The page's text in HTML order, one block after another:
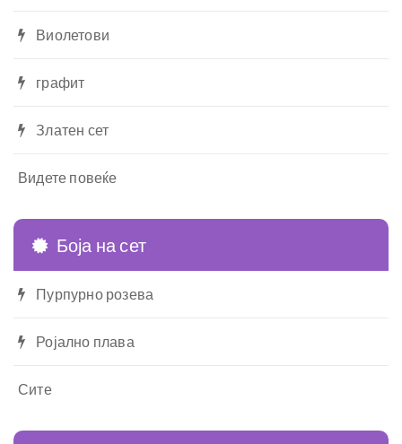
Виолетови
графит
Златен сет
Видете повеќе
Боја на сет
Пурпурно розева
Ројално плава
Сите